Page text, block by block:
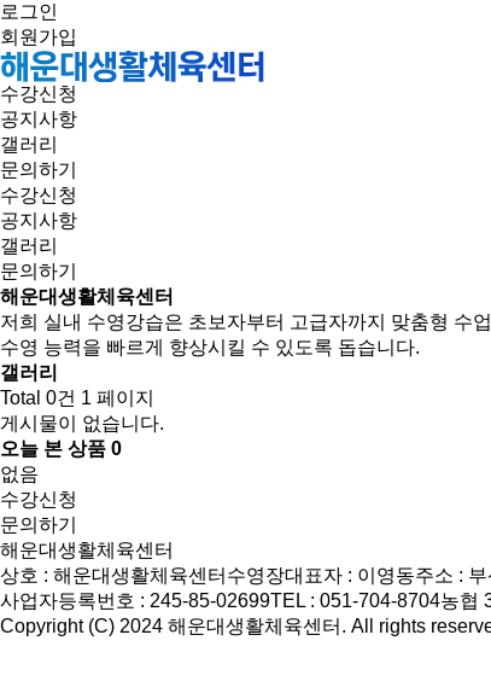
로그인
회원가입
수강신청
공지사항
갤러리
문의하기
수강신청
공지사항
갤러리
문의하기
해운대생활체육센터
저희 실내 수영강습은 초보자부터 고급자까지 맞춤형 수
수영 능력을 빠르게 향상시킬 수 있도록 돕습니다.
갤러리
Total 0건 1 페이지
게시물이 없습니다.
오늘 본 상품 0
없음
수강신청
문의하기
해운대생활체육센터
상호 : 해운대생활체육센터수영장대표자 : 이영동주소 :
사업자등록번호 : 245-85-02699TEL : 051-704-8704농협
Copyright (C) 2024 해운대생활체육센터. All rights